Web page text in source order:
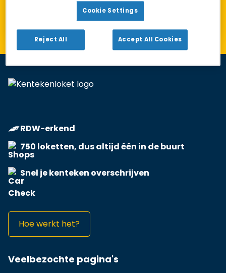
Toon alleen geopende loketten
RDW-erkend
750 loketten, dus altijd één in de buurt
Snel je kenteken overschrijven
Hoe werkt het?
Veelbezochte pagina's
Cookie Settings
Reject All Accept All Cookies